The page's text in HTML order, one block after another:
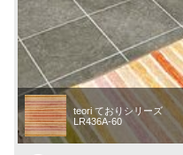
teori ておりシリーズ
LR436A-60